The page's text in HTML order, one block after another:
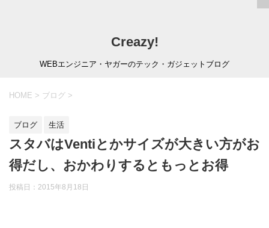
Creazy!
WEBエンジニア・ヤガーのテック・ガジェットブログ
HOME > ブログ >
ブログ 生活
スタバはVentiとかサイズが大きい方がお
得だし、おかわりするともっとお得
投稿日： 2015年8月18日